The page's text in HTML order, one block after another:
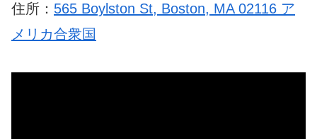
住所： 565 Boylston St, Boston, MA 02116 ア
メリカ合衆国